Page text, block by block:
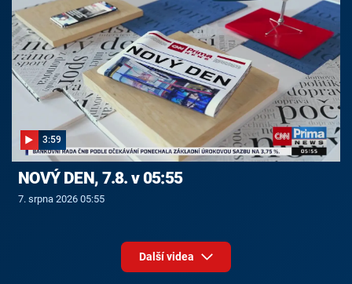
3:59
NOVÝ DEN, 7.8. v 05:55
7. srpna 2026 05:55
Další videa